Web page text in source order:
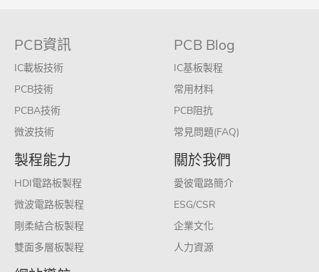
PCB資訊
IC載板技術
PCB技術
PCBA技術
微波技術
PCB Blog
IC基板製程
常用材料
PCB阻抗
常見問題(FAQ)
製程能力
HDI電路板製程
微波電路板製程
剛柔結合板製程
雙面多層板製程
關於我們
愛彼電路簡介
ESG/CSR
企業文化
人力資源